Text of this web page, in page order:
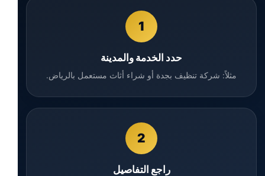
1
حدد الخدمة والمدينة
مثلاً: شركة تنظيف بجدة أو شراء أثاث مستعمل بالرياض.
2
راجع التفاصيل